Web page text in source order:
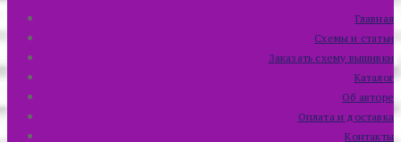
Главная
Схемы и статьи
Заказать схему вышивки
Каталог
Об авторе
Оплата и доставка
Контакты